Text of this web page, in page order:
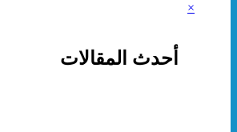
×
أحدث المقالات